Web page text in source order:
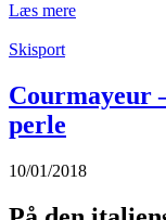
Læs mere
Skisport
Courmayeur
perle
10/01/2018